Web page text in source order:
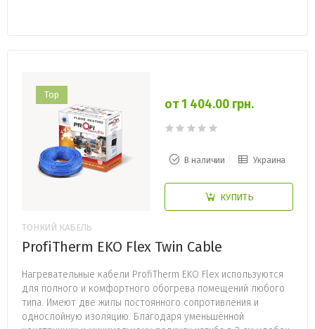
Top
от 1 404.00 грн.
В наличии Украина
КУПИТЬ
ТОНКИЙ КАБЕЛЬ
ProfiTherm EKO Flex Twin Cable
Нагревательные кабели ProfiTherm EKO Flex используются
для полного и комфортного обогрева помещений любого
типа. Имеют две жилы постоянного сопротивления и
однослойную изоляцию. Благодаря уменьшённой